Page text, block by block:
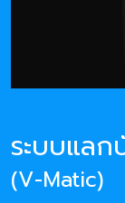
ระบบแล
(V-Matic)